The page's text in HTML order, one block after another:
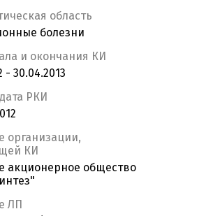
область
болезни
и окончания КИ
- 30.04.2013
РКИ
организации,
КИ
акционерное общество
ЛП